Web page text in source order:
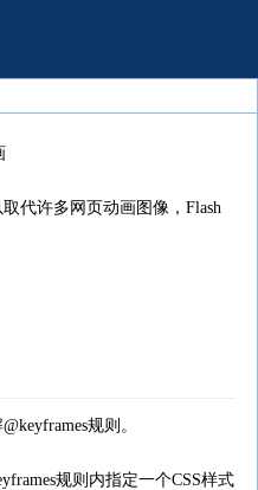
代许多网页动画图像，Flash
规则。
规则内指定一个CSS样式